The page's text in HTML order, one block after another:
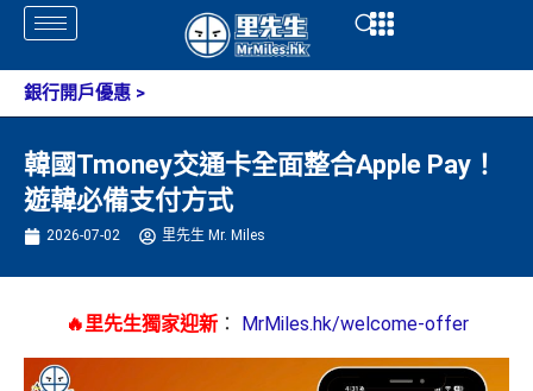
Skip
content
Open
銀行開戶優惠 >
韓國Tmoney交通卡全面整合Apple Pay！
遊韓必備支付方式
2026-07-02 里先生 Mr. Miles
🔥里先生獨家迎新： MrMiles.hk/welcome-offer